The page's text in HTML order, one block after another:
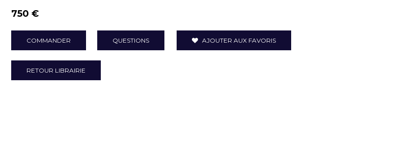
750 €
COMMANDER QUESTIONS AJOUTER AUX FAVORIS
RETOUR LIBRAIRIE